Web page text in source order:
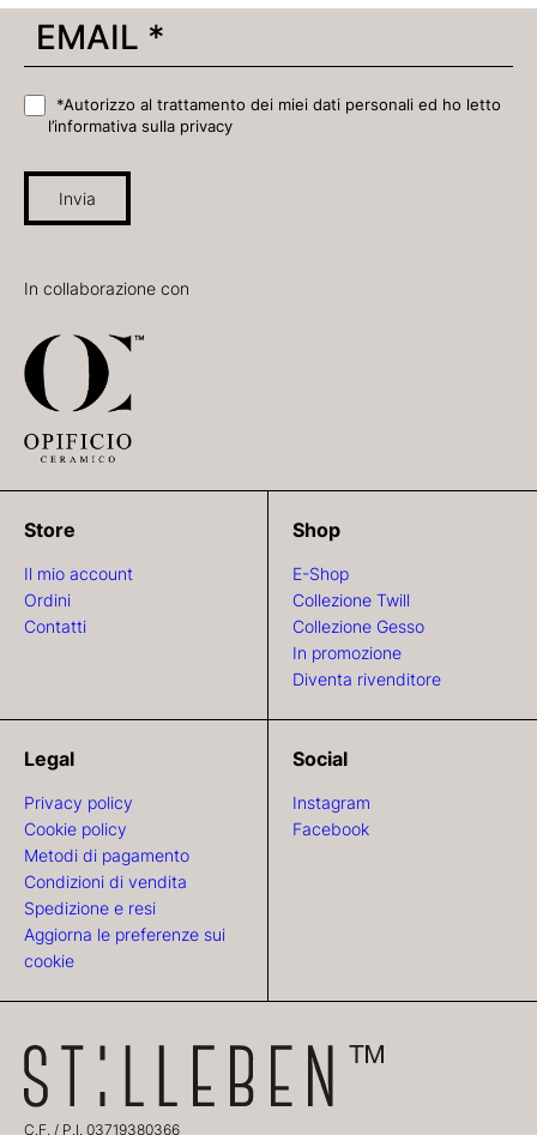
*Autorizzo al trattamento dei miei dati personali ed ho letto
l’informativa sulla privacy
Invia
In collaborazione con
Store
Il mio account
Ordini
Contatti
Shop
E-Shop
Collezione Twill
Collezione Gesso
In promozione
Diventa rivenditore
Legal
Privacy policy
Cookie policy
Metodi di pagamento
Condizioni di vendita
Spedizione e resi
Aggiorna le preferenze sui
cookie
Social
Instagram
Facebook
C.F. / P.I. 03719380366